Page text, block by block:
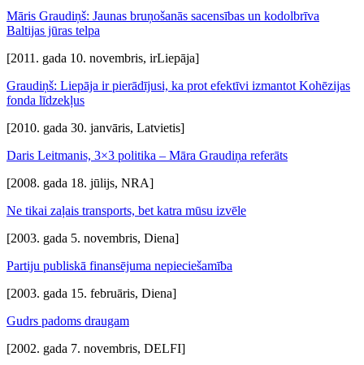
Māris Graudiņš: Jaunas bruņošanās sacensības un kodolbrīva
Baltijas jūras telpa
[2011. gada 10. novembris, irLiepāja]
Graudiņš: Liepāja ir pierādījusi, ka prot efektīvi izmantot Kohēzijas
fonda līdzekļus
[2010. gada 30. janvāris, Latvietis]
Daris Leitmanis, 3×3 politika – Māra Graudiņa referāts
[2008. gada 18. jūlijs, NRA]
Ne tikai zaļais transports, bet katra mūsu izvēle
[2003. gada 5. novembris, Diena]
Partiju publiskā finansējuma nepieciešamība
[2003. gada 15. februāris, Diena]
Gudrs padoms draugam
[2002. gada 7. novembris, DELFI]